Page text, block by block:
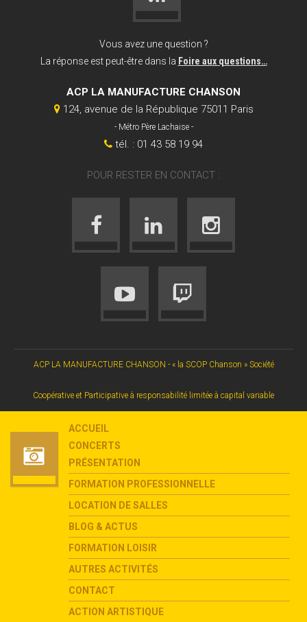
Vous avez une question ?
La réponse est peut-être dans la Foire aux questions…
ACP LA MANUFACTURE CHANSON
124, avenue de la République 75011 Paris
- Métro Père Lachaise -
tél. : 01 43 58 19 94
POUR RESTER EN CONTACT :
ACP LA MANUFACTURE CHANSON - « la SCOP Chanson » Société
Coopérative et Participative à responsabilité limitée à capital variable
ACCUEIL
CONCERTS
PRÉSENTATION
FORMATION PROFESSIONNELLE
LOCATION DE SALLES
BLOG & ACTUS
FORMATION LOISIR
AUTRES ACTIVITÉS
CONTACT
ACTION ARTISTIQUE